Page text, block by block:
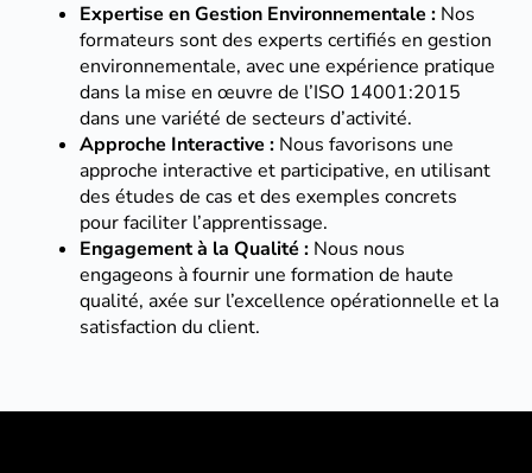
Expertise en Gestion Environnementale :Nos
formateurs sont des experts certifiés en gestion
environnementale, avec une expérience pratique
dans la mise en œuvre de l’ISO 14001:2015
dans une variété de secteurs d’activité.
Approche Interactive :Nous favorisons une
approche interactive et participative, en utilisant
des études de cas et des exemples concrets
pour faciliter l’apprentissage.
Engagement à la Qualité :Nous nous
engageons à fournir une formation de haute
qualité, axée sur l’excellence opérationnelle et la
satisfaction du client.